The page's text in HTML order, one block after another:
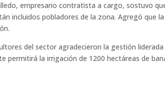
empresario contratista a cargo, sostuvo
incluidos pobladores de la zona. Agregó que
del sector agradecieron la gestión
permitirá la irrigación de 1200 hectáreas de